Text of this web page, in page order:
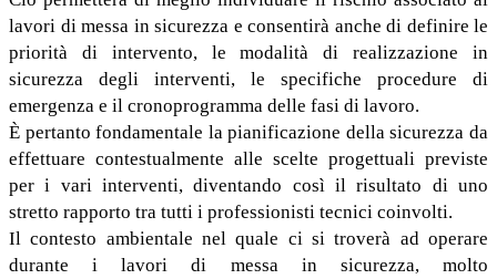
lavori di messa in sicurezza e consentirà anche di definire le
priorità di intervento, le modalità di realizzazione in
sicurezza degli interventi, le specifiche procedure di
emergenza e il cronoprogramma delle fasi di lavoro.
È pertanto fondamentale la pianificazione della sicurezza da
effettuare contestualmente alle scelte progettuali previste
per i vari interventi, diventando così il risultato di uno
stretto rapporto tra tutti i professionisti tecnici coinvolti.
Il contesto ambientale nel quale ci si troverà ad operare
durante i lavori di messa in sicurezza, molto